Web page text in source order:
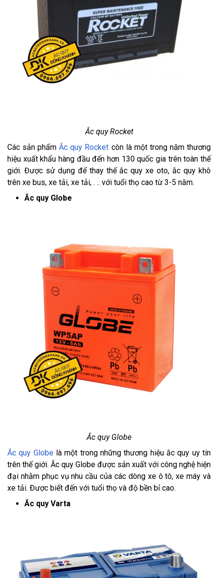
Ắc quy Rocket
Các sản phẩmẮc quy Rocket còn là một trong năm thương
hiệu xuất khẩu hàng đầu đến hơn 130 quốc gia trên toàn thế
giới. Được sử dụng để thay thế ắc quy xe oto, ắc quy khô
trên xe bus, xe tải, xe tải, . .. với tuổi thọ cao từ 3-5 năm.
Ắc quy Globe
Ắc quy Globe
Ắc quy Globelà một trong những thương hiệu ắc quy uy tín
trên thế giới. Ắc quy Globe được sản xuất với công nghệ hiện
đại nhằm phục vụ nhu cầu của các dòng xe ô tô, xe máy và
xe tải. Được biết đến với tuổi thọ và độ bền bỉ cao.
Ắc quy Varta